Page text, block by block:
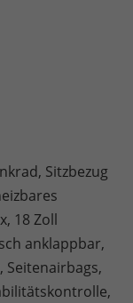
Sitzbezug
18 Zoll
anklappbar,
Seitenairbags,